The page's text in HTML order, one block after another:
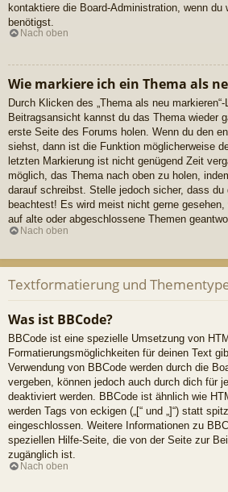
kontaktiere die Board-Administration, wenn du
benötigst.
Nach oben
Wie markiere ich ein Thema als
Durch Klicken des „Thema als neu
Beitragsansicht kannst du das Thema wieder
erste Seite des Forums holen. Wenn du den
siehst, dann ist die Funktion möglicherweise
letzten Markierung ist nicht genügend Zeit
möglich, das Thema nach oben zu holen,
darauf schreibst. Stelle jedoch sicher, dass du
beachtest! Es wird meist nicht gerne
auf alte oder abgeschlossene Themen
Nach oben
Textformatierung und
Was ist BBCode?
BBCode ist eine spezielle Umsetzung von
Formatierungsmöglichkeiten für deinen Text
Verwendung von BBCode werden durch die
vergeben, können jedoch auch durch dich für
deaktiviert werden. BBCode ist ähnlich wie
werden Tags von eckigen („[“ und „]“) statt
eingeschlossen. Weitere Informationen zu
speziellen Hilfe-Seite, die von der Seite zur
zugänglich ist.
Nach oben